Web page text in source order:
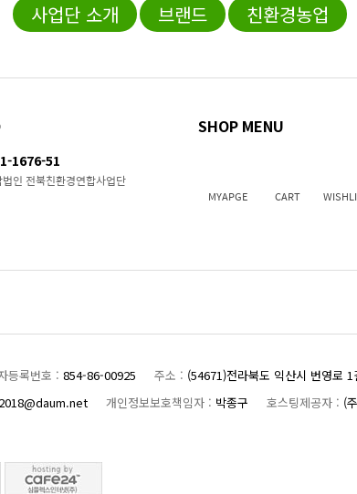
사업단 소개 브랜드 친환경농업
1676-51
인 전북친환경연합사업단
SHOP MENU
MYAPGE CART
등록번호 : 854-86-00925 주소 : (54671)전라북도 익산시 번영로
개인정보보호책임자 : 박종구 호스팅제공자 : (